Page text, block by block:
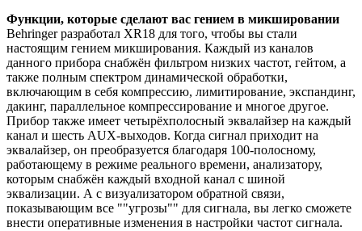
Функции, которые сделают вас гением в микшировании
Behringer разработал XR18 для того, чтобы вы стали
настоящим гением микширования. Каждый из каналов
данного прибора снабжён фильтром низких частот, гейтом, а
также полным спектром динамической обработки,
включающим в себя компрессию, лимитирование, экспандинг,
дакинг, параллельное компрессирование и многое другое.
Прибор также имеет четырёхполосный эквалайзер на каждый
канал и шесть AUX-выходов. Когда сигнал приходит на
эквалайзер, он преобразуется благодаря 100-полосному,
работающему в режиме реального времени, анализатору,
которым снабжён каждый входной канал с шиной
эквализации. А с визуализатором обратной связи,
показывающим все ""угрозы"" для сигнала, вы легко сможете
внести оперативные изменения в настройки частот сигнала.